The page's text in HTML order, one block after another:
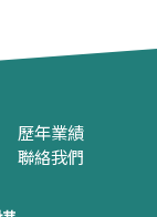
歷年業績
聯絡我們